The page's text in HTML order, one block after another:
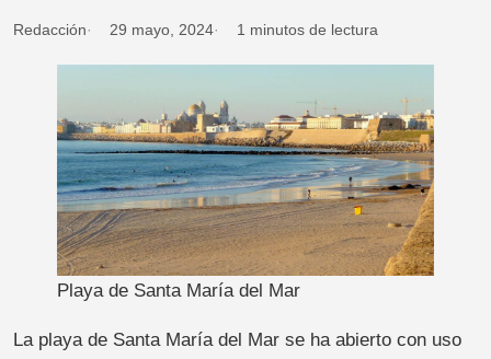
Redacción 29 mayo, 2024 1 minutos de lectura
Playa de Santa María del Mar
La playa de Santa María del Mar se ha abierto con uso